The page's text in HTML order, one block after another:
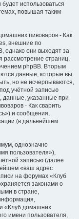
использоваться
повышая таким
пивоваров - Как
внешние по
однако они выходят за
рассмотрение страниц,
phpBB. Вторым
данные, которые вы
но не исчерпываются,
учётной записью
указанные при
- Как cварить
и сообщения,
(в дальнейшем
однозначно
пользователя»),
записью (далее
«ваш адрес
на форумах «Клуб
законами о
в стране,
«Клуб домашних
имени пользователя,